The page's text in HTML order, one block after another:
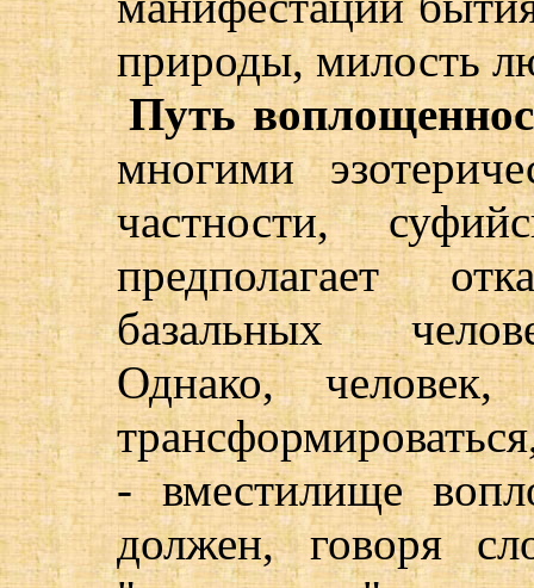
природы, милость
Путь
многими
частности,
предполагает
базальных
Однако,
- вместилище
должен, говоря